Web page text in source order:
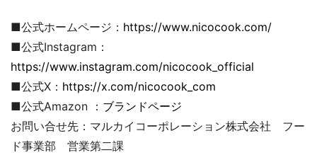
■公式ホームページ： https://www.nicocook.com/
■公式Instagram：
https://www.instagram.com/nicocook_official
■公式X： https://x.com/nicocook_com
■公式Amazon ： ブランドページ
お問い合せ先：マルカイコーポレーション株式会社 フー
ド事業部 営業第二課